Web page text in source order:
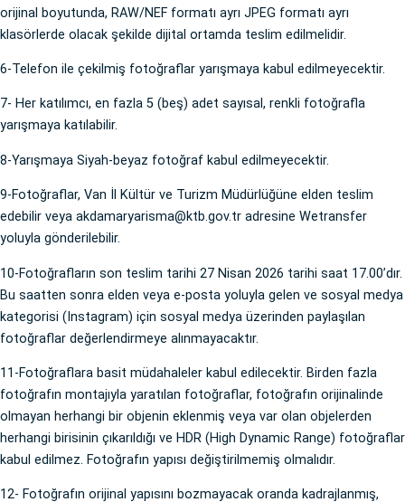
orijinal boyutunda, RAW/NEF formatı ayrı JPEG formatı ayrı
klasörlerde olacak şekilde dijital ortamda teslim edilmelidir.
6-Telefon ile çekilmiş fotoğraflar yarışmaya kabul edilmeyecektir.
7- Her katılımcı, en fazla 5 (beş) adet sayısal, renkli fotoğrafla
yarışmaya katılabilir.
8-Yarışmaya Siyah-beyaz fotoğraf kabul edilmeyecektir.
9-Fotoğraflar, Van İl Kültür ve Turizm Müdürlüğüne elden teslim
edebilir veya akdamaryarisma@ktb.gov.tr adresine Wetransfer
yoluyla gönderilebilir.
10-Fotoğrafların son teslim tarihi 27 Nisan 2026 tarihi saat 17.00’dır.
Bu saatten sonra elden veya e-posta yoluyla gelen ve sosyal medya
kategorisi (Instagram) için sosyal medya üzerinden paylaşılan
fotoğraflar değerlendirmeye alınmayacaktır.
11-Fotoğraflara basit müdahaleler kabul edilecektir. Birden fazla
fotoğrafın montajıyla yaratılan fotoğraflar, fotoğrafın orijinalinde
olmayan herhangi bir objenin eklenmiş veya var olan objelerden
herhangi birisinin çıkarıldığı ve HDR (High Dynamic Range) fotoğraflar
kabul edilmez. Fotoğrafın yapısı değiştirilmemiş olmalıdır.
12- Fotoğrafın orijinal yapısını bozmayacak oranda kadrajlanmış,